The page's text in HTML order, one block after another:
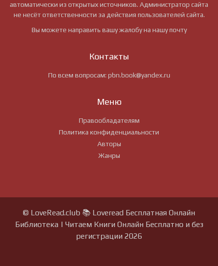
автоматически из открытых источников. Администратор сайта
не несёт ответственности за действия пользователей сайта.
Вы можете направить вашу жалобу на нашу почту
Контакты
По всем вопросам: pbn.book@yandex.ru
Меню
Правообладателям
Политика конфиденциальности
Авторы
Жанры
© LoveRead.club 📚 Loveread Бесплатная Онлайн
Библиотека | Читаем Книги Онлайн Бесплатно и без
регистрации 2026